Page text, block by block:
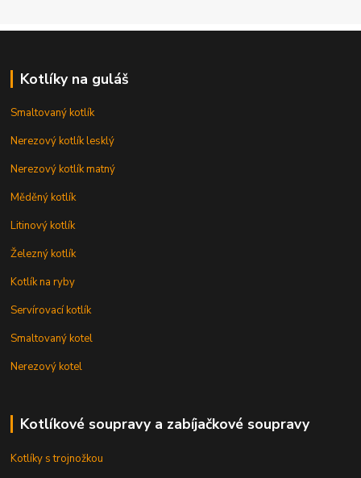
Kotlíky na guláš
Smaltovaný kotlík
Nerezový kotlík lesklý
Nerezový kotlík matný
Měděný kotlík
Litinový kotlík
Železný kotlík
Kotlík na ryby
Servírovací kotlík
Smaltovaný kotel
Nerezový kotel
Kotlíkové soupravy a zabíjačkové soupravy
Kotlíky s trojnožkou